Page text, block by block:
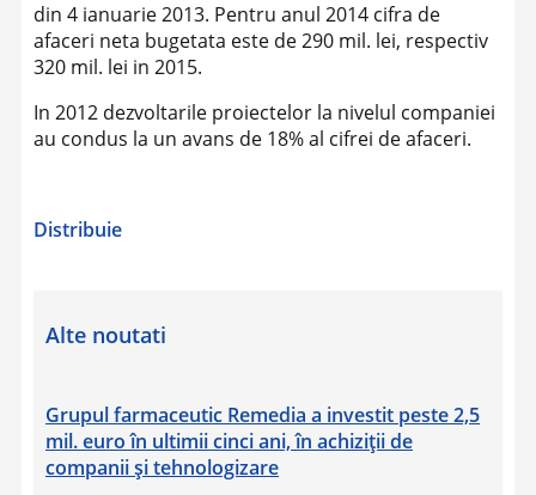
din 4 ianuarie 2013. Pentru anul 2014 cifra de
afaceri neta bugetata este de 290 mil. lei, respectiv
320 mil. lei in 2015.
In 2012 dezvoltarile proiectelor la nivelul companiei
au condus la un avans de 18% al cifrei de afaceri.
Distribuie
Alte noutati
Grupul farmaceutic Remedia a investit peste 2,5
mil. euro în ultimii cinci ani, în achiziţii de
companii şi tehnologizare